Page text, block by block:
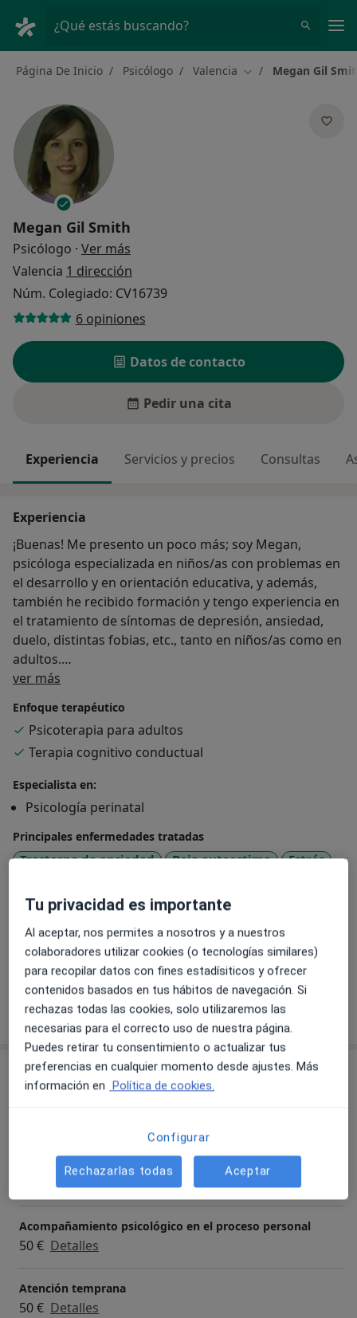
¿Qué estás buscando?
Página De Inicio Psicólogo Valencia Cambiar de ciudad
Megan Gil
Megan Gil Smith
Psicólogo · Ver más
Valencia 1 dirección
Núm. Colegiado: CV16739
6 opiniones
Datos de contacto
Pedir una cita
Experiencia Servicios y precios Consultas
Experiencia
¡Buenas! Me presento un poco más; soy Megan,
psicóloga especializada en niños/as con problemas en
el desarrollo y en orientación educativa, y además,
también he recibido formación y tengo experiencia en
el tratamiento de síntomas de depresión, ansiedad,
duelo, distintas fobias, etc., tanto en niños/as como en
adultos.
Trabajo desde la metodología cognitivo-conductual y
podemos vernos tanto de forma presencial como por
videoconsulta, ¡como tú prefieras!
Cualquier momento es bueno para conseguir una
buena salud mental y conocernos mejor a nosotros/as
poder ayudarte.
Puedes contactar conmigo y preguntarme cualquier
duda antes de agendar una cita, sin ningún problema.
Un saludo,
ver más
Enfoque terapéutico
Psicoterapia para adultos
Terapia cognitivo conductual
Especialista en:
Psicología perinatal
Principales enfermedades tratadas
Trastorno de ansiedad Baja autoestima
Estrés
Adultos
Niños
Mostrar más detalles
sobre la experiencia
Servicios y precios
Primera visita Psicología
Detalles
Acompañamiento psicológico en el proceso personal
50 € Detalles
Atención temprana
50 € Detalles
Tu privacidad es importante
Al aceptar, nos permites a nosotros y a nuestros
colaboradores utilizar cookies (o tecnologías similares)
para recopilar datos con fines estadísiticos y ofrecer
contenidos basados en tus hábitos de navegación. Si
rechazas todas las cookies, solo utilizaremos las
necesarias para el correcto uso de nuestra página.
Puedes retirar tu consentimiento o actualizar tus
preferencias en cualquier momento desde ajustes. Más
información en Política de cookies.
Configurar
Rechazarlas todas Aceptar